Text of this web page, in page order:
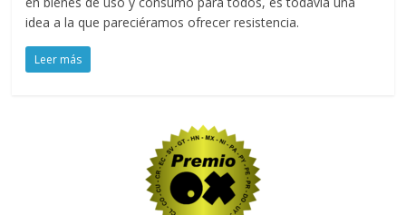
idea a la que pareciéramos ofrecer resistencia.
Leer más